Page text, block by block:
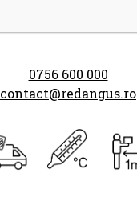
0756 600 000
contact@redangus.ro